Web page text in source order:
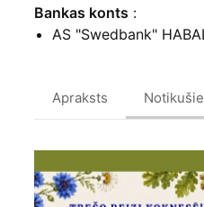
Bankas konts :
AS "Swedbank"
Apraksts